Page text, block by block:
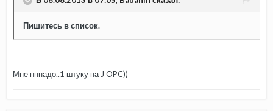
Пишитесь в список.
Мне нннадо..1 штуку на J OPC))